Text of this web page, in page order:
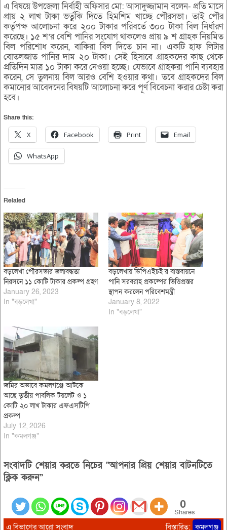
এ বিষয়ে উপজেলা নির্বাহী অফিসার মো: আসাদুজ্জামান বলেন- প্রতি মাসে
প্রায় ২ লাখ টাকা ভর্তুকি দিতে হিমশিম খাচ্ছে পৌরসভা। তাই পৌর
কর্তৃপক্ষ আলোচনা করে ২০০ টাকার পরিবর্তে ৩০০ টাকা বিল নির্ধারণ
করেছে। ১৫ শ’র বেশি পানির সংযোগ থাকলেও প্রায় ৯ শ গ্রাহক নিয়মিত
বিল পরিশোধ করেন, বাকিরা বিল দিতে চান না। একটি হাফ লিটার
বোতলজাত পানির দাম ২০ টাকা। সেই হিসাবে গ্রাহকদের কাছ থেকে
প্রতিদিন মাত্র ১০ টাকা করে নেওয়া হচ্ছে। যেভাবে গ্রাহকরা পানি ব্যবহার
করেন, সে তুলনায় বিল আরও বেশি হওয়ার কথা। তবে গ্রাহকদের বিল
কমানোর আবেদনের বিষয়টি আলোচনা করে পূর্ণ বিবেচনা করার চেষ্টা করা
হবে।
Share this:
X Facebook Print Email
WhatsApp
Related
বড়লেখা পৌরসভার জলাবদ্ধতা
নিরসনে ১১ কোটি টাকার প্রকল্প গ্রহণ
January 26, 2023
In "বড়লেখা"
বড়লেখায় ডিপিএইচই’র বাস্তবায়নে
পানি সরবরাহ প্রকল্পের ভিত্তিপ্রস্তর
স্থাপন করলেন পরিবেশমন্ত্রী
January 8, 2022
In "বড়লেখা"
জমির অভাবে কমলগঞ্জে আটকে
আছে তৃতীয় পাবলিক টয়লেট ও ১
কোটি ২০ লাখ টাকার এফএসটিপি
প্রকল্প
July 12, 2026
In "কমলগঞ্জ"
সংবাদটি শেয়ার করতে নিচের “আপনার প্রিয় শেয়ার বাটনটিতে
ক্লিক করুন”
0
Shares
এ বিভাগের আরো সংবাদ বিস্তারিত: কমলগঞ্জ